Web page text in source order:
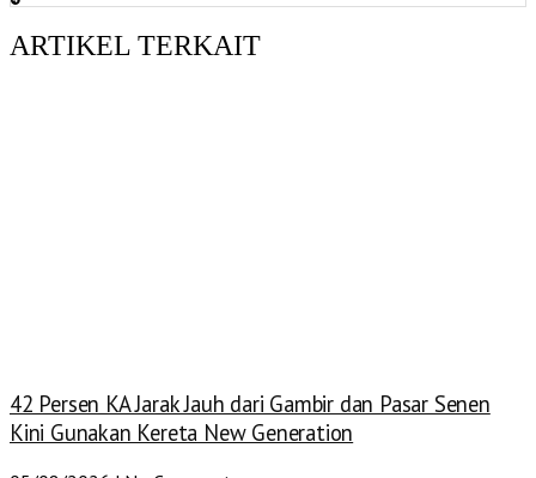
ARTIKEL TERKAIT
42 Persen KA Jarak Jauh dari Gambir dan Pasar Senen
Kini Gunakan Kereta New Generation